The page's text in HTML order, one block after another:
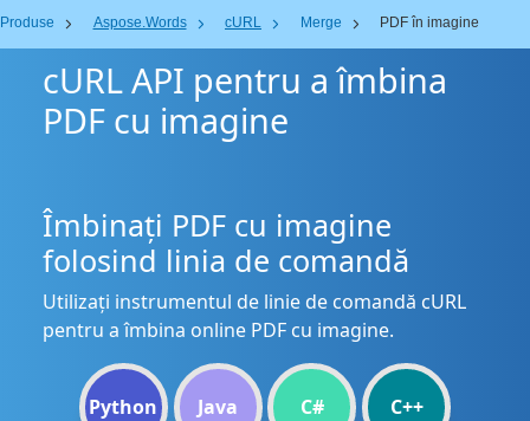
Produse Aspose.Words cURL Merge PDF în imagine
cURL API pentru a îmbina
PDF cu imagine
Îmbinați PDF cu imagine
folosind linia de comandă
Utilizați instrumentul de linie de comandă cURL
pentru a îmbina online PDF cu imagine.
Python Java C# C++